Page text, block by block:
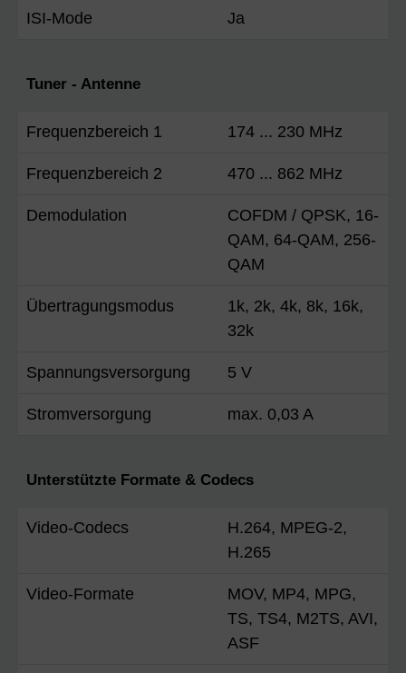
ISI-Mode Ja
Tuner - Antenne
Frequenzbereich 1 174 ... 230 MHz
Frequenzbereich 2 470 ... 862 MHz
Demodulation
COFDM / QPSK, 16-
QAM, 64-QAM, 256-
QAM
Übertragungsmodus
1k, 2k, 4k, 8k, 16k,
32k
Spannungsversorgung 5 V
Stromversorgung max. 0,03 A
Unterstützte Formate & Codecs
Video-Codecs
H.264, MPEG-2,
H.265
Video-Formate
MOV, MP4, MPG,
TS, TS4, M2TS, AVI,
ASF